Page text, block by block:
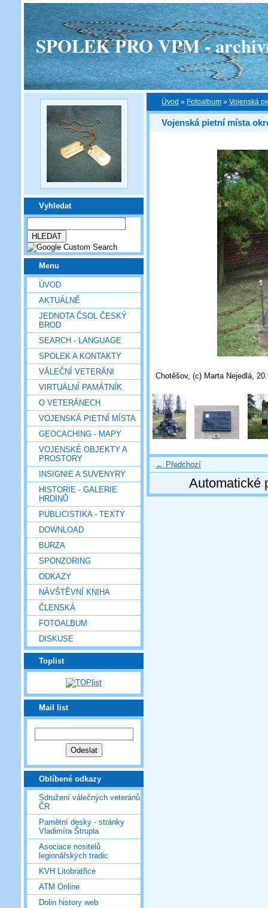
SPOLEK PRO VPM -
Vyhledat
Menu
ÚVOD
AKTUÁLNĚ
JEDNOTA ČSOL ČESKÝ
BROD
SEARCH - LANGUAGE
SPOLEK A KONTAKTY
VÁLEČNÍ VETERÁNI
VIRTUÁLNÍ PAMÁTNÍK
O VETERÁNECH
VOJENSKÁ PIETNÍ MÍSTA
GEOCACHING - MAPY
VOJENSKÉ OBJEKTY A
PROSTORY
INSIGNIE A SUVENYRY
HISTORIE - GALERIE
HRDINŮ
PUBLICISTIKA - TEXTY
DOWNLOAD
BURZA
SPONZORING
ODKAZY
NÁVŠTĚVNÍ KNIHA
ČLENSKÁ
FOTOALBUM
DISKUSE
Toplist
Mail list
Oblíbené odkazy
Sdružení válečných veteránů
ČR
Pamětní desky - stránky
Vladimíra Štrupla
Asociace nositelů
legionářských tradic
KVH Litobratřice
ATM Online
Dolin history web
Úvod » Fotoalbum » Vojenská
Vojenská pietní místa
Chotěšov, (c) Marta Nejedlá,
← Předchozí
Automatické